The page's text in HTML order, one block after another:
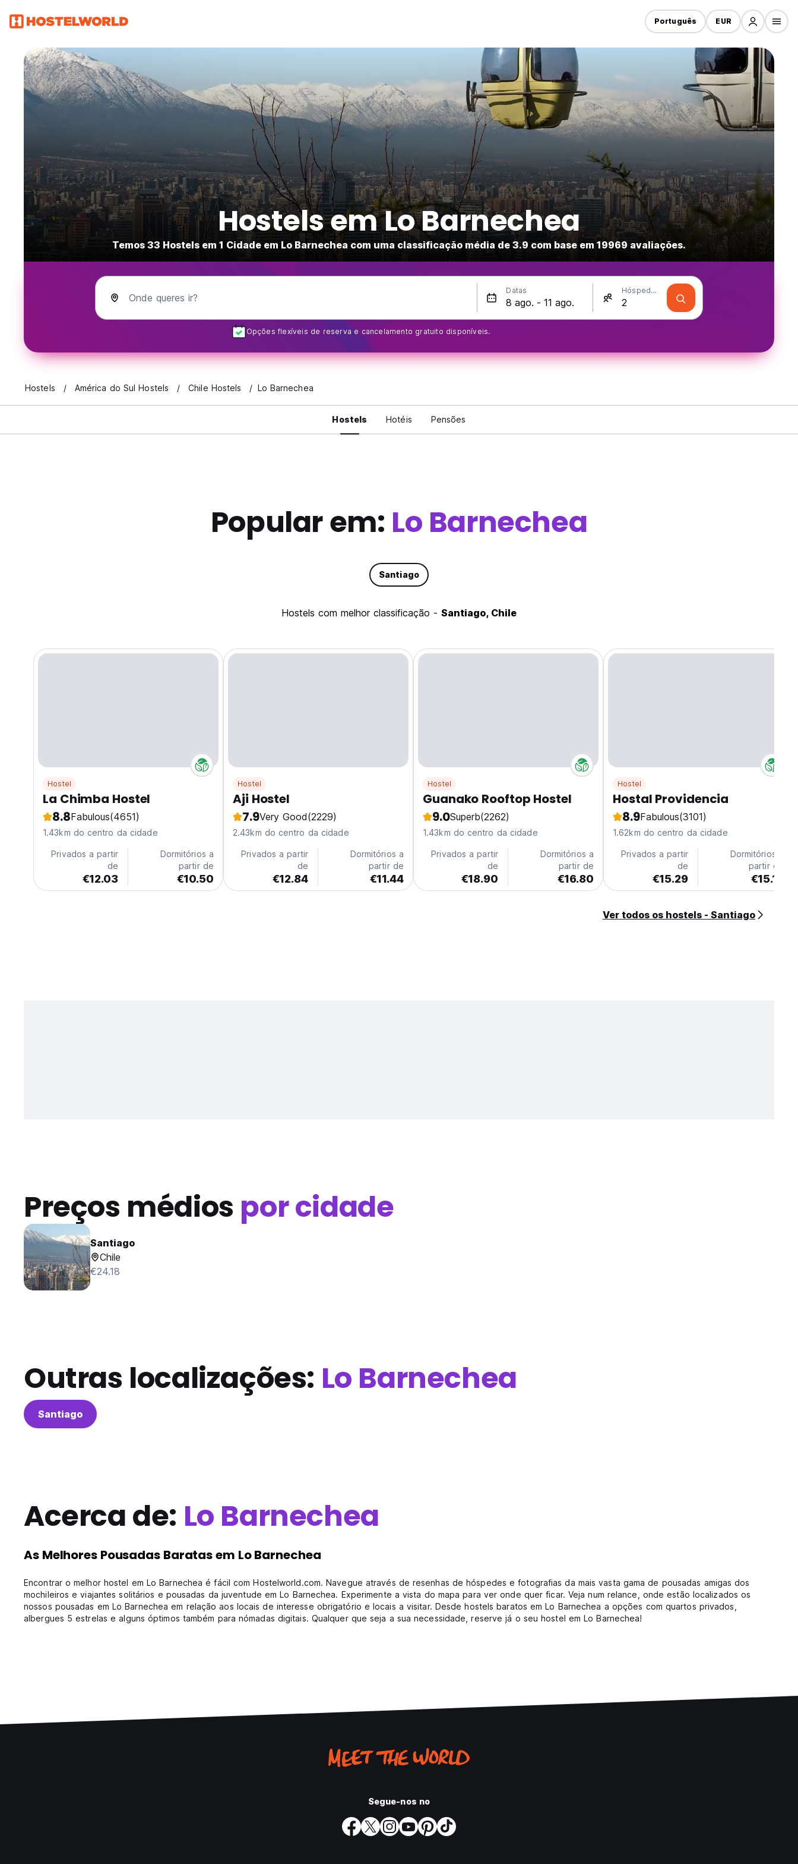
Português EUR
Hostels em Lo Barnechea
Temos 33 Hostels em 1 Cidade em Lo Barnechea com uma classificação média de 3.9 com base em 19969 avaliações.
Onde queres ir?
Datas Hóspedes
Opções flexíveis de reserva e cancelamento gratuito disponíveis.
Hostels América do Sul Hostels Chile Hostels Lo Barnechea
Hostels Hotéis Pensões
Popular em: Lo Barnechea
Santiago
hostels com melhor classificação - Santiago, Chile
Hostel
La Chimba Hostel
8.8Fabulous(4651)
1.43km do centro da cidade
Privados a partir
de
€12.03
Dormitórios a
partir de
€10.50
Hostel
Aji Hostel
7.9Very Good(2229)
2.43km do centro da cidade
Privados a partir
de
€12.84
Dormitórios a
partir de
€11.44
Hostel
Guanako Rooftop Hostel
9.0Superb(2262)
1.43km do centro da cidade
Privados a partir
de
€18.90
Dormitórios a
partir de
€16.80
Hostel
Hostal Providencia
8.9Fabulous(3101)
1.62km do centro da cidade
Privados a partir
de
€15.29
Dormitórios a
partir de
€15.12
Ver todos os hostels - Santiago
Preços médios por cidade
Santiago
Chile
€24.18
Outras localizações: Lo Barnechea
Santiago
Acerca de: Lo Barnechea
As Melhores Pousadas Baratas em Lo Barnechea
Encontrar o melhor hostel em Lo Barnechea é fácil com Hostelworld.com. Navegue através de resenhas de hóspedes e fotografias da mais vasta gama de pousadas amigas dos
mochileiros e viajantes solitários e pousadas da juventude em Lo Barnechea. Experimente a vista do mapa para ver onde quer ficar. Veja num relance, onde estão localizados os
nossos pousadas em Lo Barnechea em relação aos locais de interesse obrigatório e locais a visitar. Desde hostels baratos em Lo Barnechea a opções com quartos privados,
albergues 5 estrelas e alguns óptimos também para nómadas digitais. Qualquer que seja a sua necessidade, reserve já o seu hostel em Lo Barnechea!
Segue-nos no